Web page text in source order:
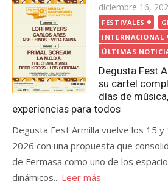
Publicada
el
diciembre 16,
FESTIVALES
INTERNACIONAL
ÚLTIMAS
Degusta Fest
su cartel
días de
experiencias para todos
Degusta Fest Armilla vuelve los 15
2026 con una propuesta que
de Fermasa como uno de los
dinámicos... Leer más